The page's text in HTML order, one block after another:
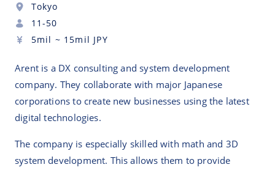
Tokyo
11-50
5mil ~ 15mil JPY
Arent is a DX consulting and system development
company. They collaborate with major Japanese
corporations to create new businesses using the latest
digital technologies.
The company is especially skilled with math and 3D
system development. This allows them to provide